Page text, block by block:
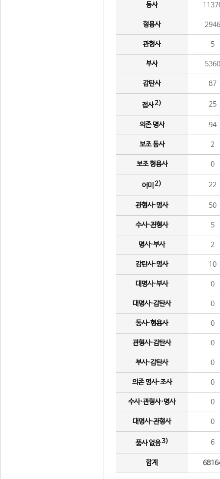
동사
형용사 2946
관형사 5
부사 5360
감탄사 87
접사2) 25
의존 명사 94
보조 동사 2
보조 형용사 0
어미 2) 22
관형사·명사 50
수사·관형사 5
명사·부사 2
감탄사·명사 10
대명사·부사 0
대명사·감탄사 0
동사·형용사 0
관형사·감탄사 0
부사·감탄사 0
의존 명사·조사 0
수사·관형사·명사 0
대명사·관형사 0
품사 없음3) 6
합계